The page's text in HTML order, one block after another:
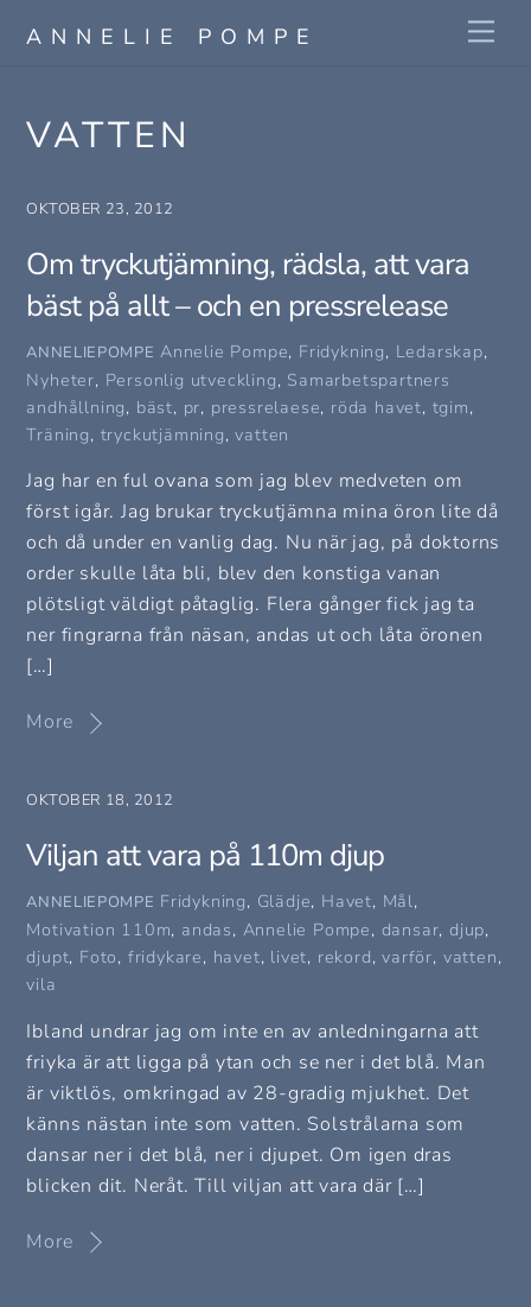
ANNELIE POMPE
VATTEN
OKTOBER 23, 2012
Om tryckutjämning, rädsla, att vara
bäst på allt – och en pressrelease
ANNELIEPOMPE Annelie Pompe, Fridykning, Ledarskap,
Nyheter, Personlig utveckling, Samarbetspartners
andhållning, bäst, pr, pressrelaese, röda havet, tgim,
Träning, tryckutjämning,vatten
Jag har en ful ovana som jag blev medveten om
först igår. Jag brukar tryckutjämna mina öron lite då
och då under en vanlig dag. Nu när jag, på doktorns
order skulle låta bli, blev den konstiga vanan
plötsligt väldigt påtaglig. Flera gånger fick jag ta
ner fingrarna från näsan, andas ut och låta öronen
[…]
More
OKTOBER 18, 2012
Viljan att vara på 110m djup
ANNELIEPOMPE Fridykning, Glädje, Havet, Mål,
Motivation 110m, andas, Annelie Pompe, dansar,djup,
djupt, Foto, fridykare, havet, livet, rekord,varför, vatten,
vila
Ibland undrar jag om inte en av anledningarna att
friyka är att ligga på ytan och se ner i det blå. Man
är viktlös, omkringad av 28-gradig mjukhet. Det
känns nästan inte som vatten. Solstrålarna som
dansar ner i det blå, ner i djupet. Om igen dras
blicken dit. Neråt. Till viljan att vara där […]
More